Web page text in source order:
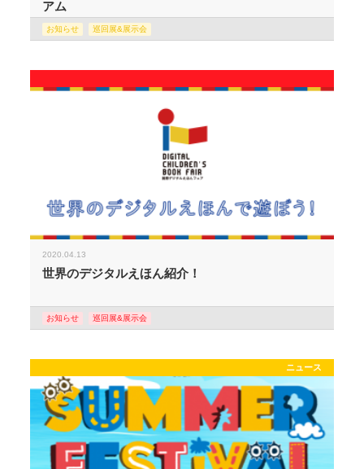
アム
お知らせ 巡回展&展示会
2020.04.13
世界のデジタルえほん紹介！
お知らせ 巡回展&展示会
ニュース